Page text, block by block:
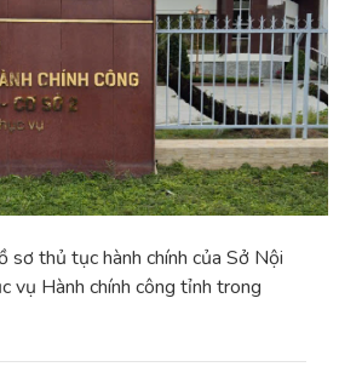
sơ thủ tục hành chính của Sở Nội
vụ Hành chính công tỉnh trong